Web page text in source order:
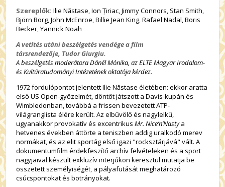
Szereplők: Ilie Năstase, Ion Țiriac, Jimmy Connors, Stan Smith,
Björn Borg, John McEnroe, Billie Jean King, Rafael Nadal, Boris
Becker, Yannick Noah
A vetítés utáni beszélgetés vendége afilm
társrendezője, Tudor Giurgiu.
A beszélgetés moderátora Dánél Mónika, az ELTE Magyar Irodalom-
és Kultúratudományi Intézetének oktatója kérdez.
1972 fordulópontot jelentett Ilie Năstase életében: ekkor aratta
első US Open-győzelmét, döntőt játszott a Davis-kupán és
Wimbledonban, továbbá a frissen bevezetett ATP-
világranglista élére került. Az elbűvölő és nagylelkű,
ugyanakkor provokatív és excentrikusMr. Nice’n’Nastya
hetvenes években áttörte a teniszben addig uralkodó merev
normákat, és az elit sportág első igazi "rocksztárjává" vált. A
dokumentumfilm érdekfeszítő archív felvételeken és a sport
nagyjaival készült exkluzív interjúkon keresztül mutatja be
összetett személyiségét, a pályafutását meghatározó
csúcspontokat és botrányokat.